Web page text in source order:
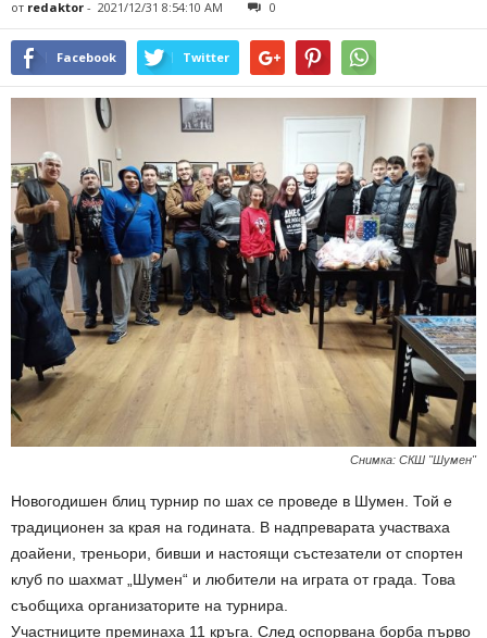
от redaktor - 2021/12/31 8:54:10 AM 0
Facebook Twitter
Снимка: СКШ "Шумен"
Новогодишен блиц турнир по шах се проведе в Шумен. Той е
традиционен за края на годината. В надпреварата участваха
доайени, треньори, бивши и настоящи състезатели от спортен
клуб по шахмат „Шумен“ и любители на играта от града. Това
съобщиха организаторите на турнира.
Участниците преминаха 11 кръга. След оспорвана борба първо